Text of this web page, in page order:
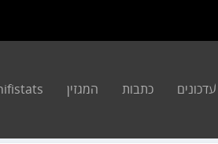
עדכונים כתבות המגזין